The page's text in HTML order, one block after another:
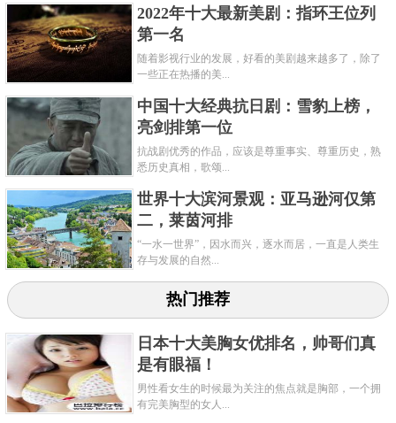
2022年十大最新美剧：指环王位列
第一名
随着影视行业的发展，好看的美剧越来越多了，除了
一些正在热播的美...
中国十大经典抗日剧：雪豹上榜，
亮剑排第一位
抗战剧优秀的作品，应该是尊重事实、尊重历史，熟
悉历史真相，歌颂...
世界十大滨河景观：亚马逊河仅第
二，莱茵河排
“一水一世界”，因水而兴，逐水而居，一直是人类生
存与发展的自然...
热门推荐
日本十大美胸女优排名，帅哥们真
是有眼福！
男性看女生的时候最为关注的焦点就是胸部，一个拥
有完美胸型的女人...